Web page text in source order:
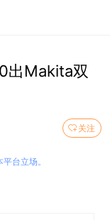
出Makita双
关注
台立场。